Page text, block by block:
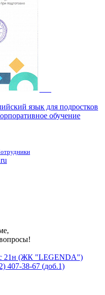
язык для подростков
обучение
21н (ЖК "LEGENDA")
407-38-67 (доб.1)